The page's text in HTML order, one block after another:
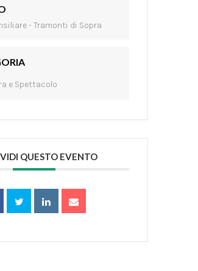
- Tramonti di Sopra
e Spettacolo
QUESTO EVENTO